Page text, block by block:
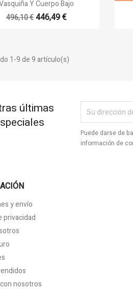
Y Cuerpo Bajo
496,10 €446,49 €
1-9 de 9 artículo(s)
últimas
Puede darse de
información de
y envío
privacidad
nosotros